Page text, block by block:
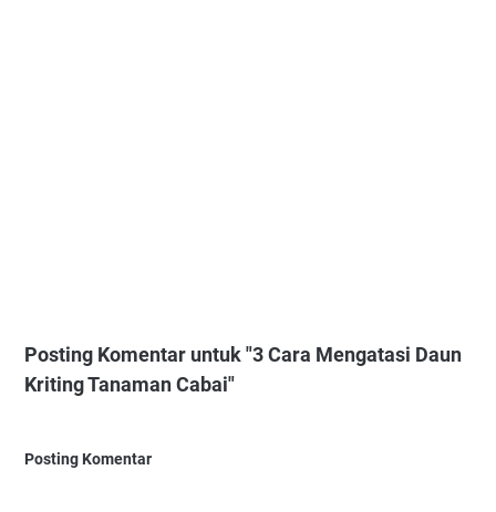
Posting Komentar untuk "3 Cara Mengatasi Daun
Kriting Tanaman Cabai"
Posting Komentar